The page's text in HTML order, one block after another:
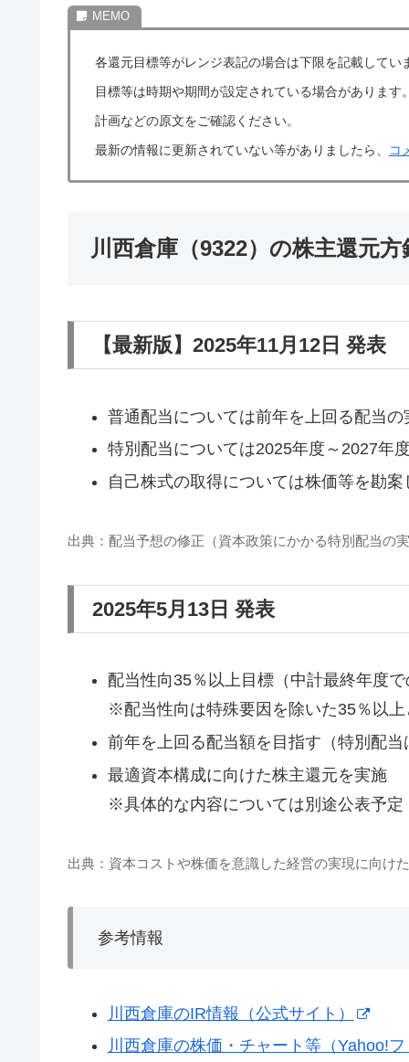
各還元目標等がレンジ表記の場合は下限を記載して
目標等は時期や期間が設定されている場合がありま
計画などの原文をご確認ください。
最新の情報に更新されていない等がありましたら、
コ
川西倉庫（9322）の株主還元
【最新版】2025年11月12日 発表
普通配当については前年を上回る配当
特別配当については2025年度～2027年
自己株式の取得については株価等を勘案
出典：配当予想の修正（資本政策にかかる特別配当の
2025年5月13日 発表
配当性向35％以上目標（中計最終年度
※配当性向は特殊要因を除いた35％以上
前年を上回る配当額を目指す（特別配当
最適資本構成に向けた株主還元を実施
※具体的な内容については別途公表予定
出典：資本コストや株価を意識した経営の実現に向け
参考情報
川西倉庫のIR情報（公式サイト）
川西倉庫の株価・チャート等（Yahoo!